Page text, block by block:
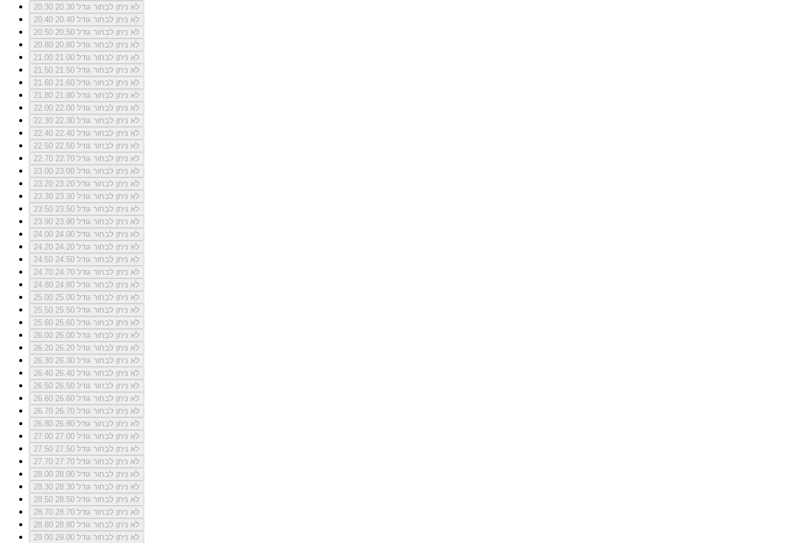
20.30
לא ניתן לבחור גודל 20.30
20.40
לא ניתן לבחור גודל 20.40
20.50
לא ניתן לבחור גודל 20.50
20.80
לא ניתן לבחור גודל 20.80
21.00
לא ניתן לבחור גודל 21.00
21.50
לא ניתן לבחור גודל 21.50
21.60
לא ניתן לבחור גודל 21.60
21.80
לא ניתן לבחור גודל 21.80
22.00
לא ניתן לבחור גודל 22.00
22.30
לא ניתן לבחור גודל 22.30
22.40
לא ניתן לבחור גודל 22.40
22.50
לא ניתן לבחור גודל 22.50
22.70
לא ניתן לבחור גודל 22.70
23.00
לא ניתן לבחור גודל 23.00
23.20
לא ניתן לבחור גודל 23.20
23.30
לא ניתן לבחור גודל 23.30
23.50
לא ניתן לבחור גודל 23.50
23.90
לא ניתן לבחור גודל 23.90
24.00
לא ניתן לבחור גודל 24.00
24.20
לא ניתן לבחור גודל 24.20
24.50
לא ניתן לבחור גודל 24.50
24.70
לא ניתן לבחור גודל 24.70
24.80
לא ניתן לבחור גודל 24.80
25.00
לא ניתן לבחור גודל 25.00
25.50
לא ניתן לבחור גודל 25.50
25.60
לא ניתן לבחור גודל 25.60
26.00
לא ניתן לבחור גודל 26.00
26.20
לא ניתן לבחור גודל 26.20
26.30
לא ניתן לבחור גודל 26.30
26.40
לא ניתן לבחור גודל 26.40
26.50
לא ניתן לבחור גודל 26.50
26.60
לא ניתן לבחור גודל 26.60
26.70
לא ניתן לבחור גודל 26.70
26.80
לא ניתן לבחור גודל 26.80
27.00
לא ניתן לבחור גודל 27.00
27.50
לא ניתן לבחור גודל 27.50
27.70
לא ניתן לבחור גודל 27.70
28.00
לא ניתן לבחור גודל 28.00
28.30
לא ניתן לבחור גודל 28.30
28.50
לא ניתן לבחור גודל 28.50
28.70
לא ניתן לבחור גודל 28.70
28.80
לא ניתן לבחור גודל 28.80
29.00
לא ניתן לבחור גודל 29.00